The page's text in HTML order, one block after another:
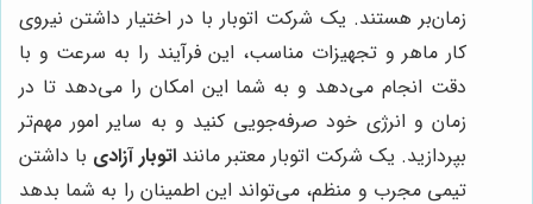
زمان‌بر هستند. یک شرکت اتوبار با در اختیار داشتن نیروی
کار ماهر و تجهیزات مناسب، این فرآیند را به سرعت و با
دقت انجام می‌دهد و به شما این امکان را می‌دهد تا در
زمان و انرژی خود صرفه‌جویی کنید و به سایر امور مهم‌تر
بپردازید. یک شرکت اتوبار معتبر مانند اتوبار آزادی با داشتن
تیمی مجرب و منظم، می‌تواند این اطمینان را به شما بدهد